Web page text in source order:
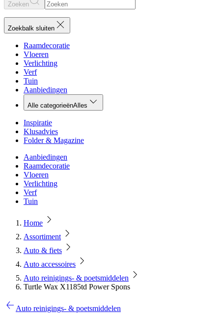
Zoeken
Zoekbalk sluiten
Raamdecoratie
Vloeren
Verlichting
Verf
Tuin
Aanbiedingen
Alle categorieënAlles
Inspiratie
Klusadvies
Folder & Magazine
Aanbiedingen
Raamdecoratie
Vloeren
Verlichting
Verf
Tuin
Home
Assortiment
Auto & fiets
Auto accessoires
Auto reinigings- & poetsmiddelen
Turtle Wax X1185td Power Spons
Auto reinigings- & poetsmiddelen